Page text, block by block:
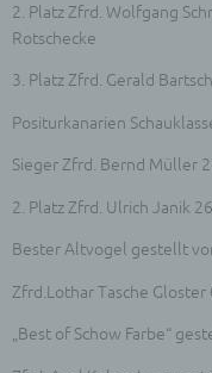
2. Platz Zfrd. Wolfgang
Rotschecke
3. Platz Zfrd. Gerald
Positurkanarien
Sieger Zfrd. Bernd Müller
2. Platz Zfrd. Ulrich Janik
Bester Altvogel gestellt
Zfrd.Lothar Tasche
„Best of Schow Farbe“